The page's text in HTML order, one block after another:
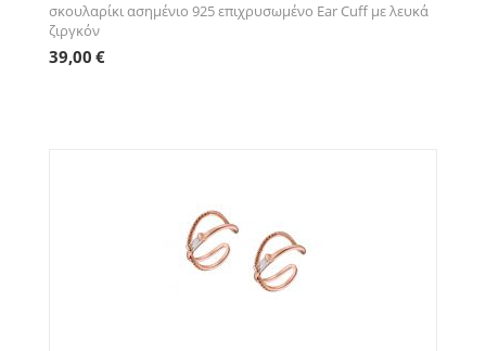
σκουλαρίκι ασημένιο 925 επιχρυσωμένο Ear Cuff με λευκά
ζιργκόν
39,00 €